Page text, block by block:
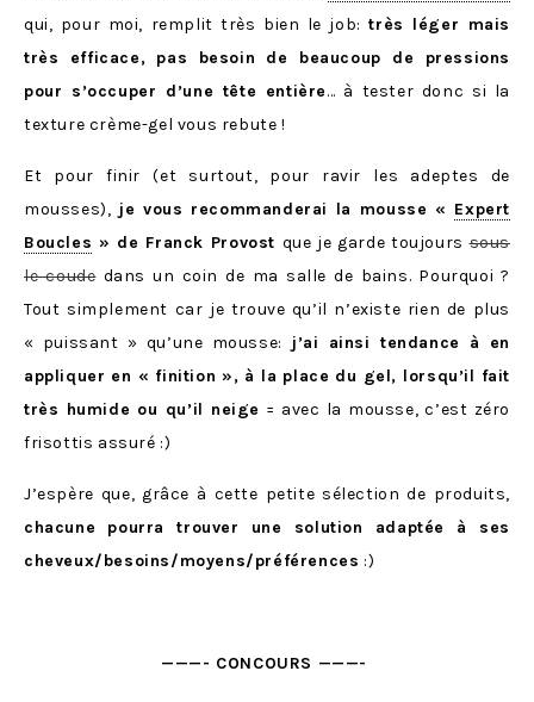
qui, pour moi, remplit très bien le job:très léger mais
très efficace, pas besoin de beaucoup de pressions
pour s’occuper d’une tête entière… à tester donc si la
texture crème-gel vous rebute !
Et pour finir (et surtout, pour ravir les adeptes de
mousses), je vous recommanderai la mousse « Expert
Boucles » de Franck Provost que je garde toujourssous
le coudedans un coin de ma salle de bains. Pourquoi ?
Tout simplement car je trouve qu’il n’existe rien de plus
« puissant » qu’une mousse:
j’ai ainsi tendance à en
appliquer en « finition », à la place du gel, lorsqu’il fait
très humide ou qu’il neige = avec la mousse, c’est zéro
frisottis assuré :)
J’espère que, grâce à cette petite sélection de produits,
chacune pourra trouver une solution adaptée à ses
cheveux/besoins/moyens/préférences :)
———- CONCOURS ———-